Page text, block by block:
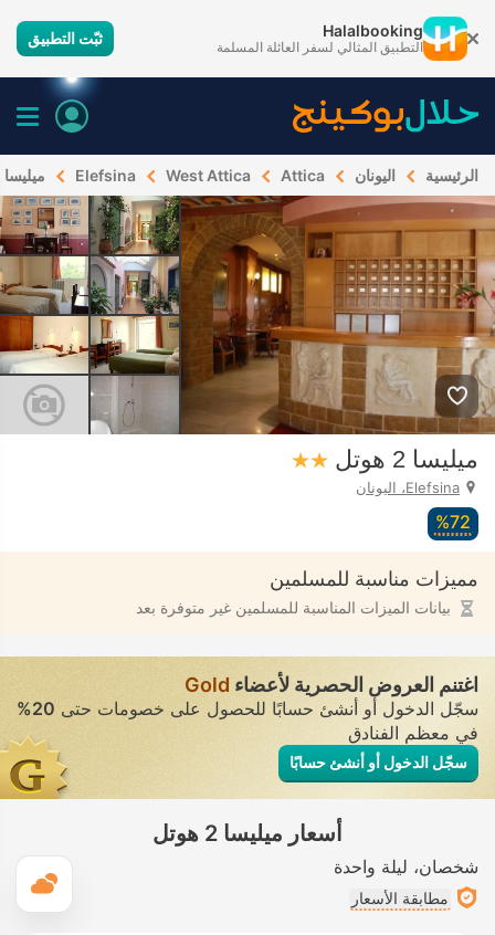
Halalbooking
التطبيق المثالي لسفر العائلة المسلمة ثبّت التطبيق
الرئيسية اليونان Attica
West Attica
Elefsina ميليسا 2 هوتل
ميليسا 2 هوتل
Elefsina، اليونان
72‏%
مميزات مناسبة للمسلمين
بيانات الميزات المناسبة للمسلمين غير متوفرة بعد
اغتنم العروض الحصرية لأعضاء Gold
سجّل الدخول أو أنشئ حسابًا للحصول على خصومات حتى20%
في معظم الفنادق
سجّل الدخول أو أنشئ حسابًا
أسعار ميليسا 2 هوتل
شخصان ليلة واحدة
مطابقة الأسعار